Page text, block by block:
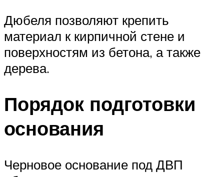
Дюбеля позволяют крепить
материал к кирпичной стене и
поверхностям из бетона, а также
дерева.
Порядок подготовки
основания
Черновое основание под ДВП